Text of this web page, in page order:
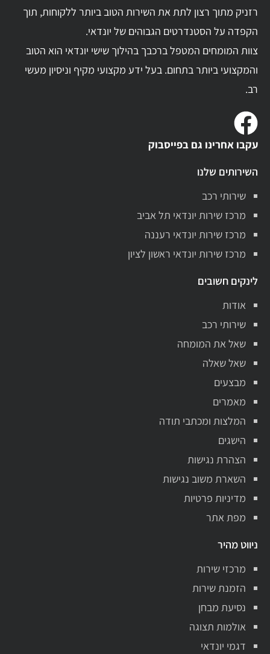
רזניק מתוך רצון לתת את השירות הטוב ביותר ללקוחות, תוך
הקפדה על הסטנדרטים הגבוהים של יונדאי.
צוות המומחים המטפל ברכבך בהילוך שישי יונדאי הוא הטוב
והמקצועי ביותר בתחום. בעל ידע מקצועי מקיף וניסיון מעשי
רב.
עקבו אחרינו גם בפייסבוק
השירותים שלנו
שירותי רכב
מרכז שירות יונדאי תל אביב
מרכז שירות יונדאי רעננה
מרכז שירות יונדאי ראשון לציון
לינקים חשובים
אודות
שירותי רכב
שאל את המומחה
שאל שאלה
מבצעים
מאמרים
המלצות ומכתבי תודה
הישגים
הצהרת נגישות
השארת משוב נגישות
מדיניות פרטיות
מפת אתר
ניווט מהיר
מרכזי שירות
הזמנת שירות
נסיעת מבחן
אולמות תצוגה
דגמי יונדאי